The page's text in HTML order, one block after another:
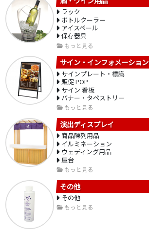
ラック
ボトルクーラー
アイスペール
保存器具
もっと見る
サイン・インフォメーション
サインプレート・標識
販促 POP
サイン 看板
バナー・タペストリー
もっと見る
演出ディスプレイ
商品陳列用品
イルミネーション
ウェディング用品
屋台
もっと見る
その他
その他
もっと見る